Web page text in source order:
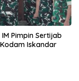
Pimpin Sertijab
Iskandar